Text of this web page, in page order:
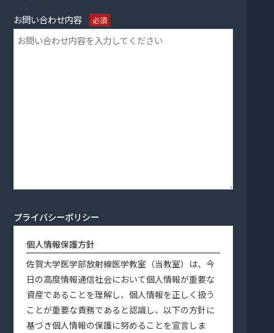
お問い合わせ内容 必須
プライバシーポリシー
個人情報保護方針
佐賀大学医学部放射線医学教室（当教室）は、今
日の高度情報通信社会において個人情報が重要な
資産であることを理解し、個人情報を正しく扱う
ことが重要な責務であると認識し、以下の方針に
基づき個人情報の保護に努めることを宣言しま